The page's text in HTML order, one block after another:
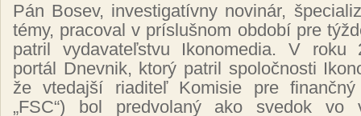
Pán Bosev, investigatívny novinár,
témy, pracoval v príslušnom období pre
patril vydavateľstvu Ikonomedia. V roku
portál Dnevnik, ktorý patril spoločnosti
že vtedajší riaditeľ Komisie pre
„FSC“) bol predvolaný ako svedok vo